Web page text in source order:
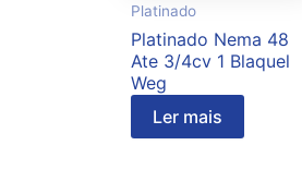
Platinado
Platinado Nema 48
Ate 3/4cv 1 Blaquel
Weg
Ler mais